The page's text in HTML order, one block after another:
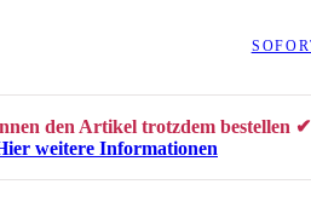
den Artikel trotzdem bestellen ✔
weitere Informationen